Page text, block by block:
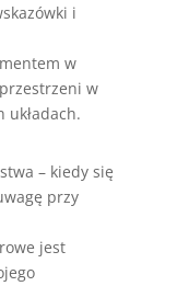
i
w
w
układach.
– kiedy się
przy
jest